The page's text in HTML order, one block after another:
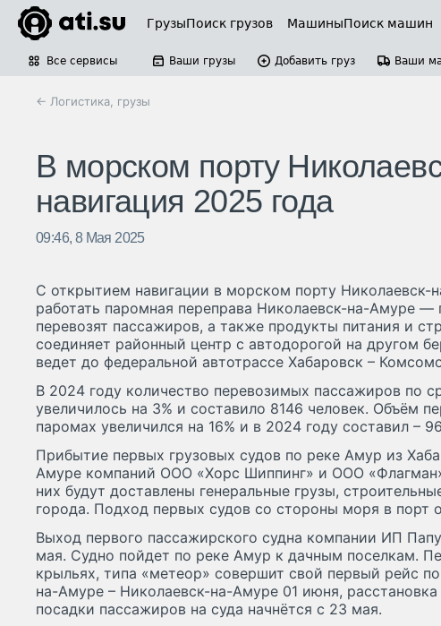
ГрузыПоиск грузов МашиныПоиск машин
Все сервисы Ваши грузы Добавить груз Ваши
← Логистика, грузы
В морском порту
навигация 2025 года
09:46, 8 Мая 2025
С открытием навигации в морском порту Николаевск-
работать паромная переправа Николаевск-на-Амуре —
перевозят пассажиров, а также продукты питания и
соединяет районный центр с автодорогой на другом
ведет до федеральной автотрассе Хабаровск –
В 2024 году количество перевозимых пассажиров по
увеличилось на 3% и составило 8146 человек. Объём
паромах увеличился на 16% и в 2024 году составил –
Прибытие первых грузовых судов по реке Амур из
Амуре компаний ООО «Хорс Шиппинг» и ООО
них будут доставлены генеральные грузы,
города. Подход первых судов со стороны моря в порт
Выход первого пассажирского судна компании ИП
мая. Судно пойдет по реке Амур к дачным поселкам.
крыльях, типа «метеор» совершит свой первый рейс
на-Амуре – Николаевск-на-Амуре 01 июня,
посадки пассажиров на суда начнётся с 23 мая.